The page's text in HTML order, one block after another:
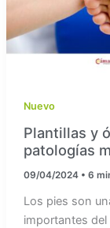
Nuevo
Plantillas y
patologías
09/04/2024 • 6
Los pies son
importantes